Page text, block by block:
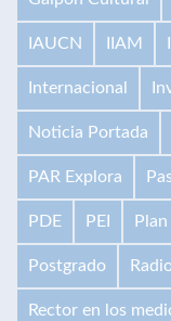
IAUCN IIAM
Internacional
Noticia Portada
PAR Explora
PDE PEI
Postgrado
Rector en los